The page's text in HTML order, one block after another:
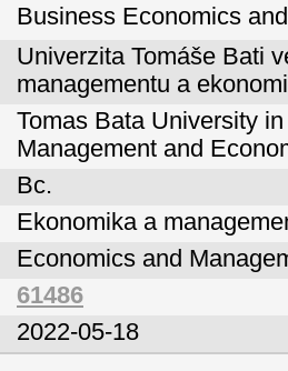
Business Economics
Univerzita Tomáše Bati
managementu a
Tomas Bata University
Management and
Bc.
Ekonomika a
Economics and
61486
2022-05-18